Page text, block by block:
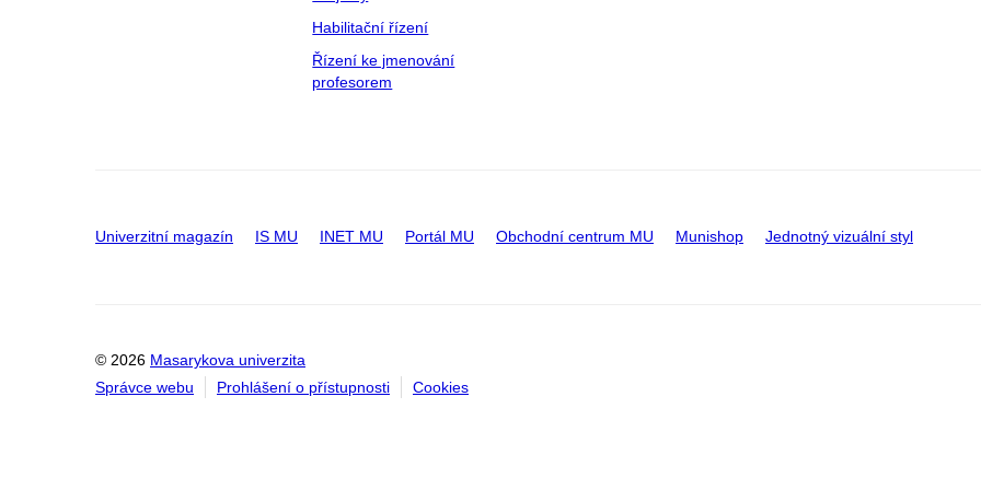
Habilitační řízení
Řízení ke jmenování
profesorem
Univerzitní magazín IS MU INET MU Portál MU Obchodní centrum MU Munishop Jednotný vizuální styl
© 2026 Masarykova univerzita
Správce webu
Prohlášení o přístupnosti Cookies